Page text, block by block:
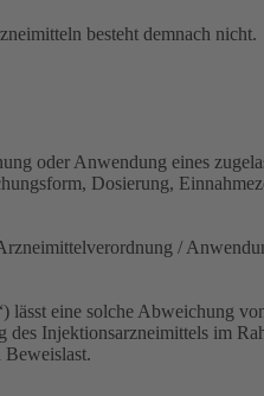
besteht demnach nicht.
oder Anwendung eines
Dosierung,
/
lässt eine solche Abweichung
des Injektionsarzneimittels im